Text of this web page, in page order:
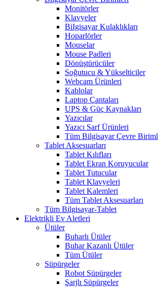
Monitörler
Klavyeler
BiIgisayar Kulaklıkları
Hoparlörler
Mouselar
Mouse Padleri
Dönüştürücüler
Soğutucu & Yükselticiler
Webcam Ürünleri
Kablolar
Laptop Çantaları
UPS & Güç Kaynakları
Yazıcılar
Yazıcı Sarf Ürünleri
Tüm Bilgisayar Çevre
Tablet Aksesuarları
Tablet Kılıfları
Tablet Ekran Koruyucular
Tablet Tutucular
Tablet Klavyeleri
Tablet Kalemleri
Tüm Tablet Aksesuarları
Tüm Bilgisayar-Tablet
Elektrikli Ev Aletleri
Ütüler
Buharlı Ütüler
Buhar Kazanlı Ütüler
Tüm Ütüler
Süpürgeler
Robot Süpürgeler
Şarjlı Süpürgeler